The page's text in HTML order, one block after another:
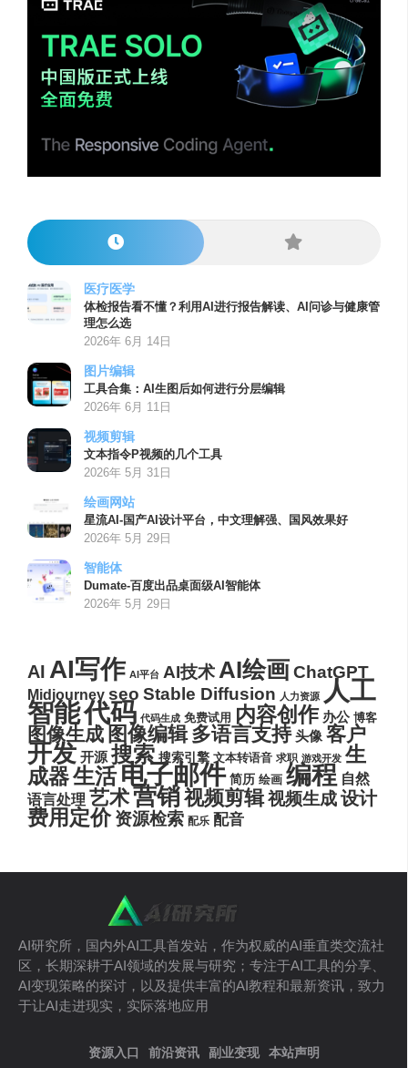
医疗医学
体检报告看不懂？利用AI进行报告解读、AI问诊与健康管
理怎么选
2026年 6月 14日
图片编辑
工具合集：AI生图后如何进行分层编辑
2026年 6月 11日
视频剪辑
文本指令P视频的几个工具
2026年 5月 31日
绘画网站
星流AI-国产AI设计平台，中文理解强、国风效果好
2026年 5月 29日
智能体
Dumate-百度出品桌面级AI智能体
2026年 5月 29日
AI AI写作 AI平台 AI技术AI绘画ChatGPT
Midjourney seo Stable Diffusion 人力资源 人工
智能代码 代码生成 免费试用 内容创作 办公 博客
图像生成 图像编辑 多语言支持 头像 客户
开发 开源 搜索 搜索引擎 文本转语音 求职 游戏开发 生
成器生活电子邮件 简历 绘画 编程 自然
语言处理 艺术营销视频剪辑视频生成设计
费用定价 资源检索 配乐 配音
AI研究所，国内外AI工具首发站，作为权威的AI垂直类交流社
区，长期深耕于AI领域的发展与研究；专注于AI工具的分享、
AI变现策略的探讨，以及提供丰富的AI教程和最新资讯，致力
于让AI走进现实，实际落地应用
资源入口 前沿资讯 副业变现 本站声明